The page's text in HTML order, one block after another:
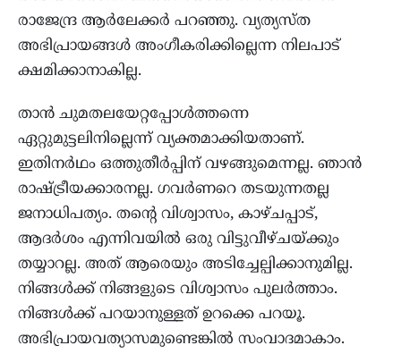
രാജേന്ദ്ര ആര്‍ലേക്കര്‍ പറഞ്ഞു. വ്യത്യസ്ത
അഭിപ്രായങ്ങള്‍ അംഗീകരിക്കില്ലെന്ന നിലപാട്
ക്ഷമിക്കാനാകില്ല.
താന്‍ ചുമതലയേറ്റപ്പോള്‍ത്തന്നെ
ഏറ്റുമുട്ടലിനില്ലെന്ന് വ്യക്തമാക്കിയതാണ്.
ഇതിനര്‍ഥം ഒത്തുതീര്‍പ്പിന് വഴങ്ങുമെന്നല്ല. ഞാന്‍
രാഷ്ട്രീയക്കാരനല്ല. ഗവര്‍ണറെ തടയുന്നതല്ല
ജനാധിപത്യം. തന്റെ വിശ്വാസം, കാഴ്ചപ്പാട്,
ആദര്‍ശം എന്നിവയില്‍ ഒരു വിട്ടുവീഴ്ചയ്ക്കും
തയ്യാറല്ല. അത് ആരെയും അടിച്ചേല്പിക്കാനുമില്ല.
നിങ്ങള്‍ക്ക് നിങ്ങളുടെ വിശ്വാസം പുലര്‍ത്താം.
നിങ്ങള്‍ക്ക് പറയാനുള്ളത് ഉറക്കെ പറയൂ.
അഭിപ്രായവത്യാസമുണ്ടെങ്കില്‍ സംവാദമാകാം.